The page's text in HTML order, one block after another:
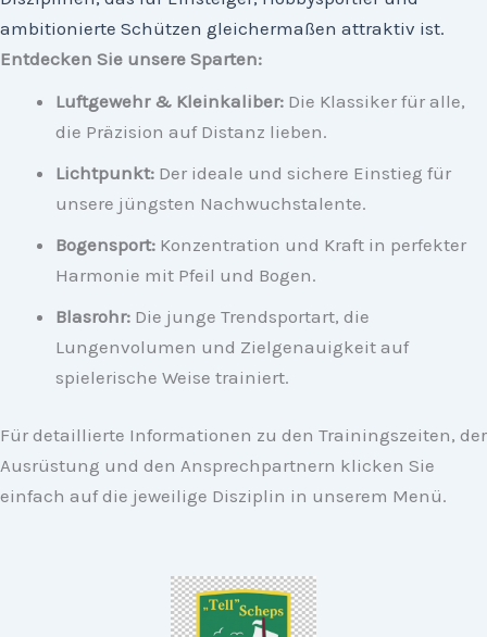
ambitionierte Schützen gleichermaßen attraktiv ist.
Entdecken Sie unsere Sparten:
Luftgewehr & Kleinkaliber: Die Klassiker für alle,
die Präzision auf Distanz lieben.
Lichtpunkt: Der ideale und sichere Einstieg für
unsere jüngsten Nachwuchstalente.
Bogensport: Konzentration und Kraft in perfekter
Harmonie mit Pfeil und Bogen.
Blasrohr: Die junge Trendsportart, die
Lungenvolumen und Zielgenauigkeit auf
spielerische Weise trainiert.
Für detaillierte Informationen zu den Trainingszeiten, der
Ausrüstung und den Ansprechpartnern klicken Sie
einfach auf die jeweilige Disziplin in unserem Menü.